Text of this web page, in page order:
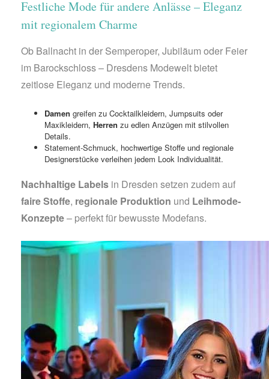
Festliche Mode für andere Anlässe – Eleganz
mit regionalem Charme
Ob Ballnacht in der Semperoper, Jubiläum oder Feier
im Barockschloss – Dresdens Modewelt bietet
zeitlose Eleganz und moderne Trends.
Damen greifen zu Cocktailkleidern, Jumpsuits oder
Maxikleidern, Herren zu edlen Anzügen mit stilvollen
Details.
Statement-Schmuck, hochwertige Stoffe und regionale
Designerstücke verleihen jedem Look Individualität.
Nachhaltige Labels in Dresden setzen zudem auf
faire Stoffe, regionale Produktion und Leihmode-
Konzepte– perfekt für bewusste Modefans.